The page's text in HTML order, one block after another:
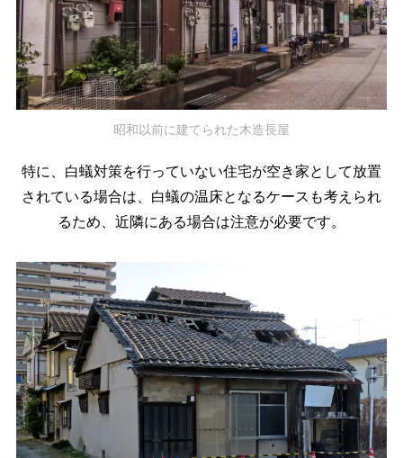
昭和以前に建てられた木造長屋
特に、白蟻対策を行っていない住宅が空き家として放置
されている場合は、 白蟻の温床となるケースも考えられ
るため、近隣にある場合は注意が必要です。